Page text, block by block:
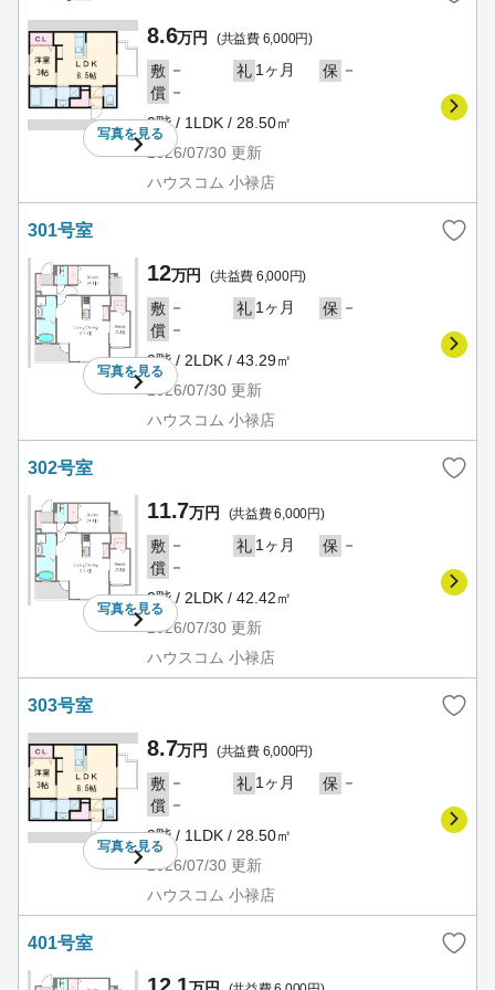
写真を見る
8.6万円 (共益費 6,000円)
敷 － 礼 1ヶ月 保 －
償 －
2階 / 1LDK / 28.50㎡
2026/07/30 更新
ハウスコム 小禄店
301号室
写真を見る
12万円 (共益費 6,000円)
敷 － 礼 1ヶ月 保 －
償 －
3階 / 2LDK / 43.29㎡
2026/07/30 更新
ハウスコム 小禄店
302号室
写真を見る
11.7万円 (共益費 6,000円)
敷 － 礼 1ヶ月 保 －
償 －
3階 / 2LDK / 42.42㎡
2026/07/30 更新
ハウスコム 小禄店
303号室
写真を見る
8.7万円 (共益費 6,000円)
敷 － 礼 1ヶ月 保 －
償 －
3階 / 1LDK / 28.50㎡
2026/07/30 更新
ハウスコム 小禄店
401号室